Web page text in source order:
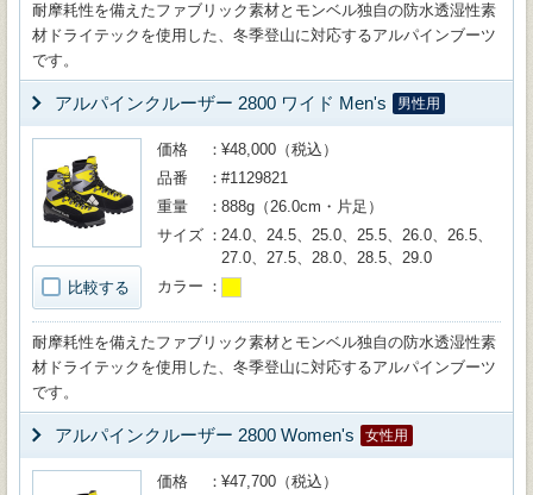
耐摩耗性を備えたファブリック素材とモンベル独自の防水透湿性素
材ドライテックを使用した、冬季登山に対応するアルパインブーツ
です。
アルパインクルーザー 2800 ワイド Men's 男性用
比較する
価格
¥48,000（税込）
品番
#1129821
重量
888g（26.0cm・片足）
サイズ
24.0、24.5、25.0、25.5、26.0、26.5、
27.0、27.5、28.0、28.5、29.0
カラー
耐摩耗性を備えたファブリック素材とモンベル独自の防水透湿性素
材ドライテックを使用した、冬季登山に対応するアルパインブーツ
です。
アルパインクルーザー 2800 Women's 女性用
価格
¥47,700（税込）